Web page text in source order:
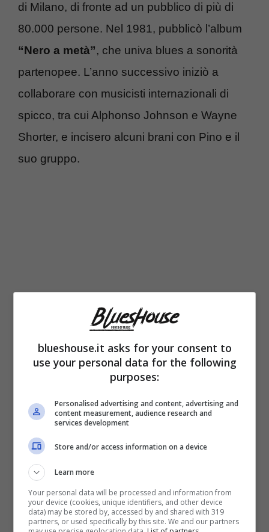
di Milano, di fronte ad un pubblico di più di
80.000 persone. Nel 1981, pubblicò l’album
“Nero a metà”, che univa blues a sonorità
partenopee. L’anno successivo iniziò a
collaborare con musicisti internazionali di
spicco, tra cui Alphonso Johnson e Wayne
Shorter, e incisero alcuni brani con Pino e il
suo gruppo.
Da questa collaborazione ne risultò uno stile
musicale molto particolare che univa
sapientemente elementi di jazz e blues con
le radici della musica popolare napoletana,
contribuendo a creare il“tarumbò”,uno stile
unico che Pino Daniele avrebbe portato
avanti per il resto della sua carriera. Nel
1983, divenne un’icona nella sua Napoli
blueshouse.it asks for your consent to
use your personal data for the following
purposes:
Personalised advertising and content, advertising and
content measurement, audience research and
services development
Store and/or access information on a device
Learn more
Your personal data will be processed and information from
your device (cookies, unique identifiers, and other device
data) may be stored by, accessed by and shared with 319
partners, or used specifically by this site. We and our partners